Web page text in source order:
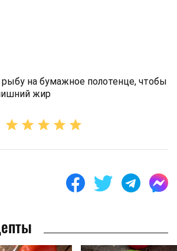
на бумажное полотенце, чтобы
жир